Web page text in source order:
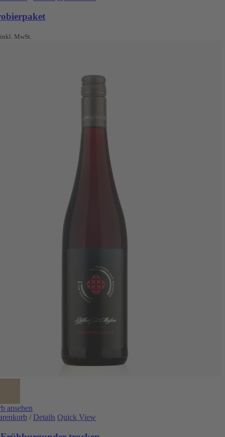
inkl. MwSt.
ansehen
/ Details Quick View